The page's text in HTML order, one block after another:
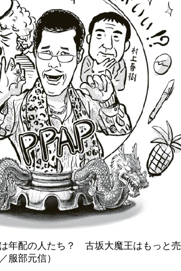
年配の人たち？ 古坂大魔王はもっと売
服部元信）